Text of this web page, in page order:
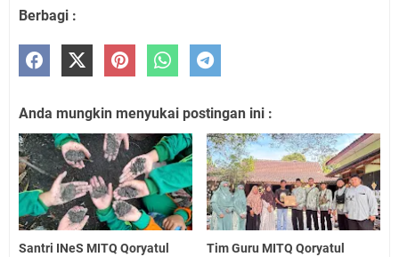
Berbagi :
Anda mungkin menyukai postingan ini :
Santri INeS MITQ Qoryatul
Tim Guru MITQ Qoryatul